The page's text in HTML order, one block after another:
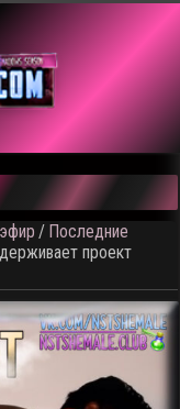
откртытого
/ Последние
проект